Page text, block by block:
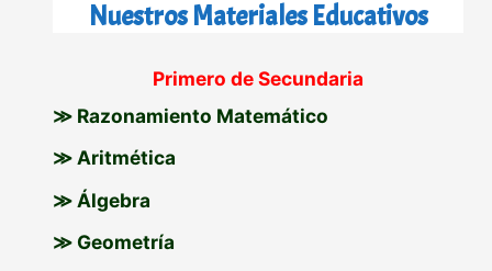
r
p
o
Nuestros Materiales Educativos
Primero de Secundaria
≫ Razonamiento Matemático
≫ Aritmética
≫ Álgebra
≫ Geometría